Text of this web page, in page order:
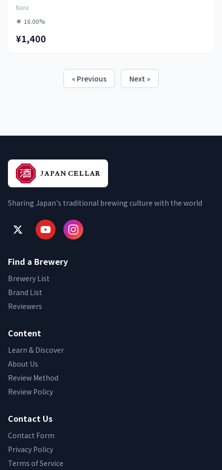
Nara
16.00%
¥1,400
« Previous Next »
Sharing Japan's traditional brewing culture with the world
Find a Brewery
Brewery List
Brand List
Reviewers
Content
Learn & Discover
About Us
Review Method
Review Policy
Contact Us
Contact Form
Privacy Policy
Terms of Service